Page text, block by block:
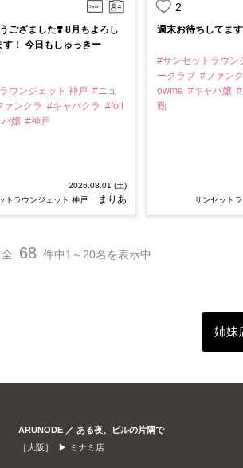
ござました❣️ 8月もよろし
す！ 今日もしゅっきー
ウンジェット 神戸 #ニュ
ァンクラ #キャバクラ #foll
嬢 #神戸
2026.08.01 (土)
トラウンジェット 神戸
まりあ
2
週末お待ちしてま
#サンセットラウン
ークラブ #ファン
owme #キャバ嬢
勤
サンセット
68 件中1～20名を表示中
姉妹
ARUNODE ／ ある夜、ビルの片隅で
［大阪］ ▶
ミナミ店